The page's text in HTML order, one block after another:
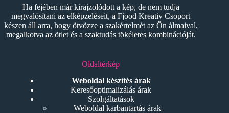
Ha fejében már kirajzolódott a kép, de nem tudja
megvalósítani az elképzeléseit, a Fjood Kreativ Csoport
készen áll arra, hogy ötvözze a szakértelmét az Ön álmaival,
megalkotva az ötlet és a szaktudás tökéletes kombinációját.
Oldaltérkép
Weboldal készítés árak
Keresőoptimalizálás árak
Szolgáltatások
Weboldal karbantartás árak